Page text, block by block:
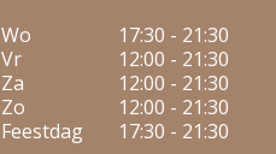
Wo
17:30 - 21:30
Vr
12:00 - 21:30
Za
12:00 - 21:30
Zo
12:00 - 21:30
Feestdag 17:30 - 21:30